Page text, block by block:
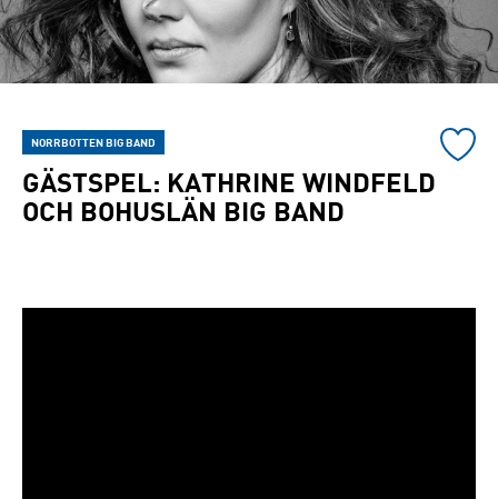
NORRBOTTEN BIG BAND
GÄSTSPEL: KATHRINE WINDFELD
OCH BOHUSLÄN BIG BAND
Lägg
till